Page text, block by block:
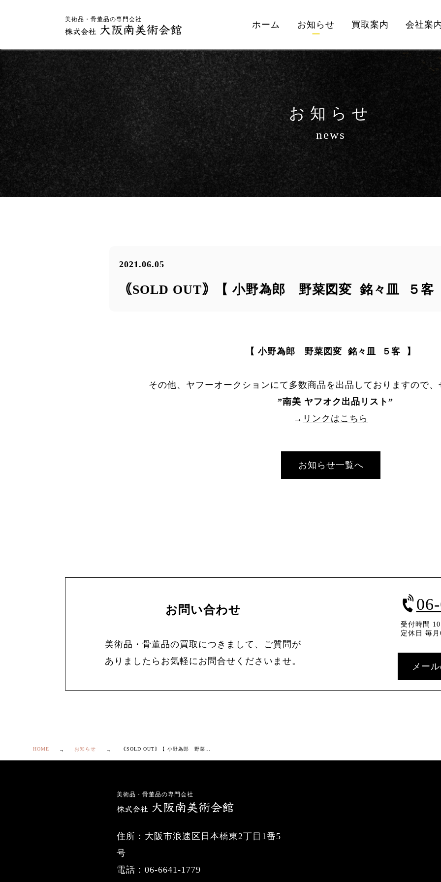
美術品・骨董品の専門会社
ホーム お知らせ 買取案内 会社案
お知らせ
news
2021.06.05
｟SOLD OUT｠【 小野為郎 野菜図変 銘々皿 ５客
【 小野為郎 野菜図変 銘々皿 ５客 】
その他、ヤフーオークションにて多数商品を出品しておりますので、
”南美 ヤフオク出品リスト ”
→ リンクはこちら
お知らせ一覧へ
お問い合わせ
美術品・骨董品の買取につきまして、ご質問が
ありましたらお気軽にお問合せくださいませ。
受付時間
定休日 毎月
メー
HOME お知らせ
美術品・骨董品の専門会社
住所：大阪市浪速区日本橋東2丁目1番5
号
電話：06-6641-1779